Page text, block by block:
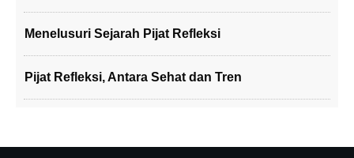
Menelusuri Sejarah Pijat Refleksi
Pijat Refleksi, Antara Sehat dan Tren